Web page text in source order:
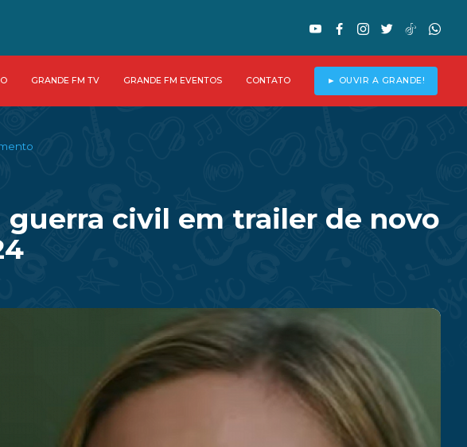
GRANDE FM TV GRANDE FM EVENTOS CONTATO ► OUVIR A GRANDE!
civil em trailer de novo